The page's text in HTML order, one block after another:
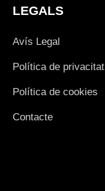
LEGALS
Avís Legal
Política de privacitat
Política de cookies
Contacte